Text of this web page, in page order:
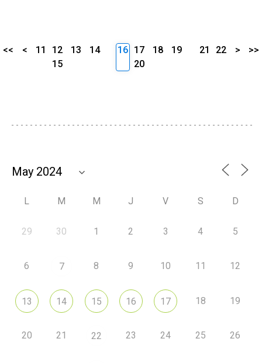
<< < 11 12 13
14
15
16 17 18
19
20
21 22 > >>
L M M J V S D
29 30 1 2 3 4 5
6 7 8 9 10 11 12
13 14 15 16 17 18 19
20 21 22 23 24 25 26